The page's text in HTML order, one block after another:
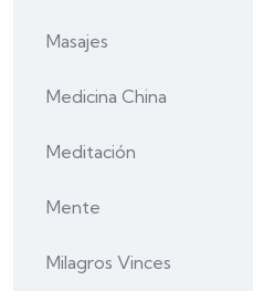
Masajes
Medicina China
Meditación
Mente
Milagros Vinces